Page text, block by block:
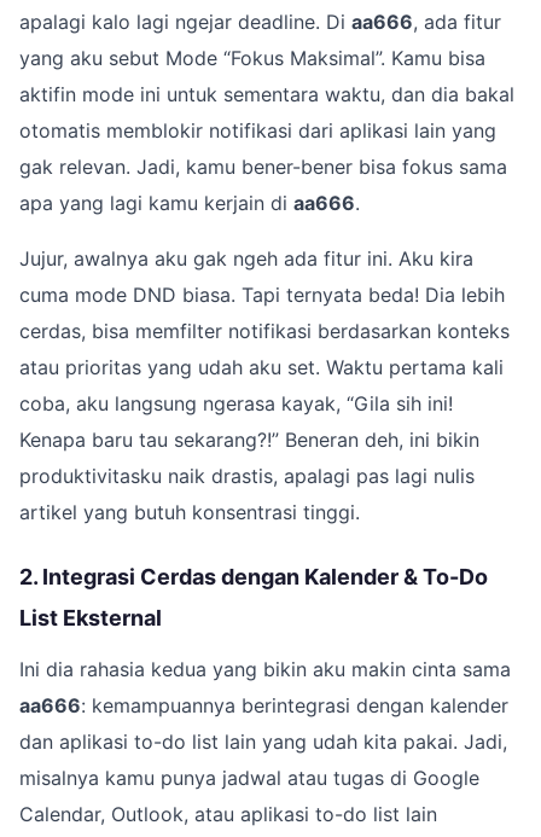
apalagi kalo lagi ngejar deadline. Di aa666, ada fitur
yang aku sebut Mode “Fokus Maksimal”. Kamu bisa
aktifin mode ini untuk sementara waktu, dan dia bakal
otomatis memblokir notifikasi dari aplikasi lain yang
gak relevan. Jadi, kamu bener-bener bisa fokus sama
apa yang lagi kamu kerjain di aa666.
Jujur, awalnya aku gak ngeh ada fitur ini. Aku kira
cuma mode DND biasa. Tapi ternyata beda! Dia lebih
cerdas, bisa memfilter notifikasi berdasarkan konteks
atau prioritas yang udah aku set. Waktu pertama kali
coba, aku langsung ngerasa kayak, “Gila sih ini!
Kenapa baru tau sekarang?!” Beneran deh, ini bikin
produktivitasku naik drastis, apalagi pas lagi nulis
artikel yang butuh konsentrasi tinggi.
2. Integrasi Cerdas dengan Kalender & To-Do
List Eksternal
Ini dia rahasia kedua yang bikin aku makin cinta sama
aa666: kemampuannya berintegrasi dengan kalender
dan aplikasi to-do list lain yang udah kita pakai. Jadi,
misalnya kamu punya jadwal atau tugas di Google
Calendar, Outlook, atau aplikasi to-do list lain